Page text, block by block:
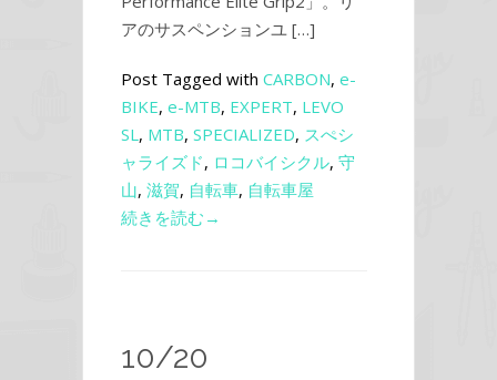
アのサスペンションユ […]
Post Tagged with CARBON, e-
BIKE, e-MTB, EXPERT, LEVO
SL, MTB, SPECIALIZED, スぺシ
ャライズド, ロコバイシクル, 守
山, 滋賀, 自転車, 自転車屋
続きを読む→
10/20